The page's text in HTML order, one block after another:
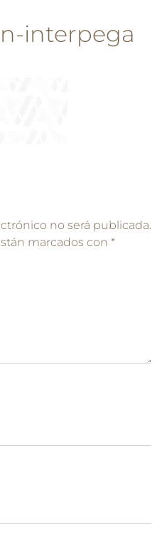
interpega
no será publicada.
marcados con *